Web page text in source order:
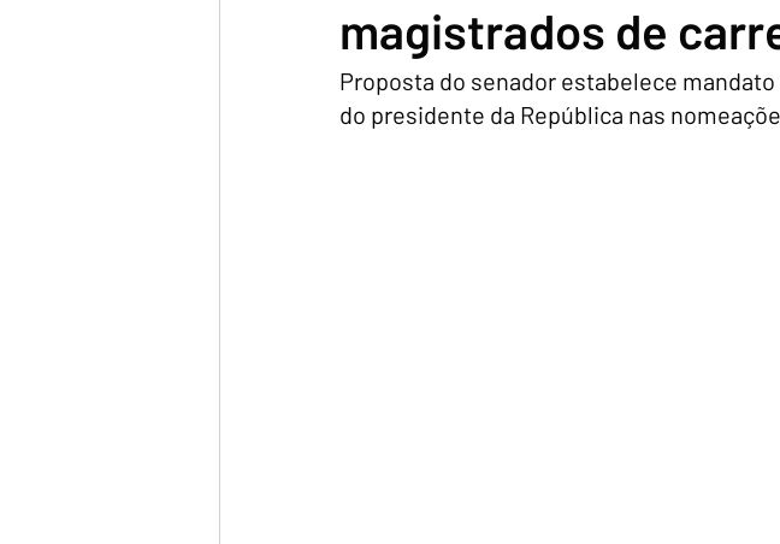
magistrados de
Proposta do senador estabelece
do presidente da República nas